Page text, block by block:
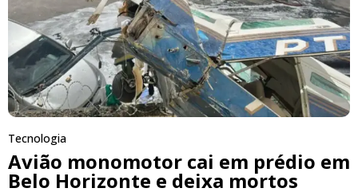
Tecnologia
Avião monomotor cai em prédio em
Belo Horizonte e deixa mortos